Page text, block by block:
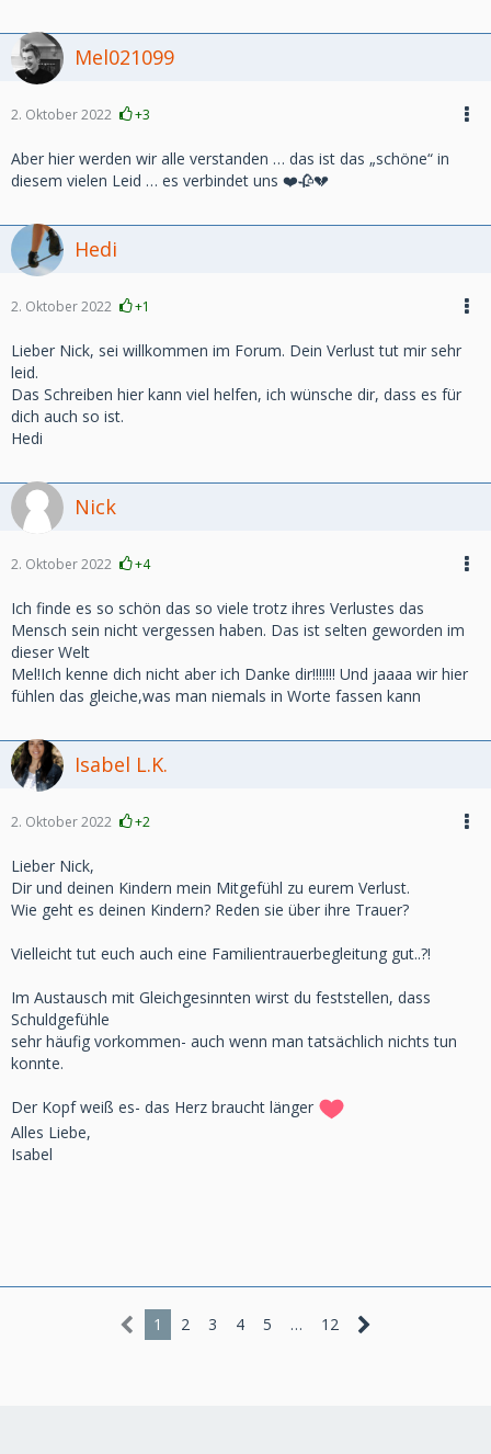
Mel021099
2. Oktober 2022 +3
Aber hier werden wir alle verstanden … das ist das „schöne“ in
diesem vielen Leid … es verbindet uns ❤️🥀💔
Hedi
2. Oktober 2022 +1
Lieber Nick, sei willkommen im Forum. Dein Verlust tut mir sehr
leid.
Das Schreiben hier kann viel helfen, ich wünsche dir, dass es für
dich auch so ist.
Hedi
Nick
2. Oktober 2022 +4
Ich finde es so schön das so viele trotz ihres Verlustes das
Mensch sein nicht vergessen haben. Das ist selten geworden im
dieser Welt
Mel!Ich kenne dich nicht aber ich Danke dir!!!!!!! Und jaaaa wir hier
fühlen das gleiche,was man niemals in Worte fassen kann
Isabel L.K.
2. Oktober 2022 +2
Lieber Nick,
Dir und deinen Kindern mein Mitgefühl zu eurem Verlust.
Wie geht es deinen Kindern? Reden sie über ihre Trauer?
Vielleicht tut euch auch eine Familientrauerbegleitung gut..?!
Im Austausch mit Gleichgesinnten wirst du feststellen, dass
Schuldgefühle
sehr häufig vorkommen- auch wenn man tatsächlich nichts tun
konnte.
Der Kopf weiß es- das Herz braucht länger
Alles Liebe,
Isabel
1 2 3 4 5 … 12